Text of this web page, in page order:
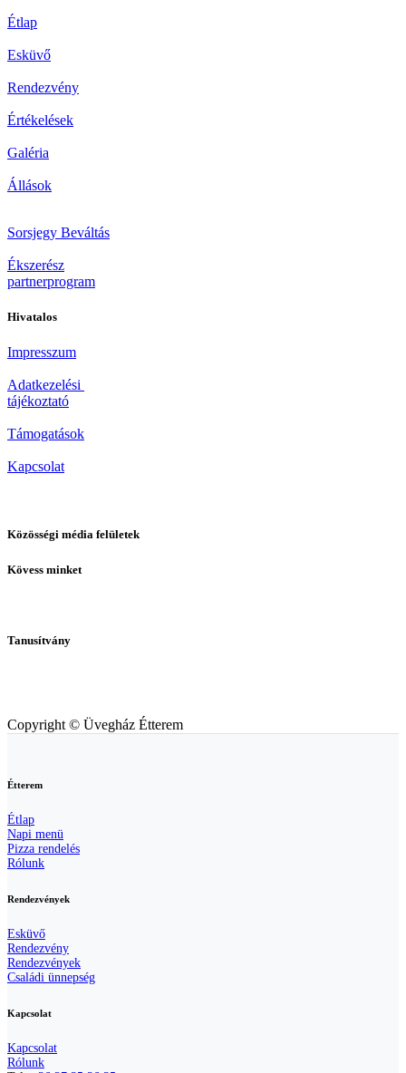
Étlap
Esküvő
Rendezvény
Értékelések
Galéria
Állások
Sorsjegy Beváltás
Ékszerész
partnerprogram
Hivatalos
Impresszum
Adatkezelési
tájékoztató
Támogatások
Kapcsolat
Közösségi média felületek
Kövess minket
Tanusítvány
Copyright © Üvegház Étterem
Étterem
Étlap
Napi menü
Pizza rendelés
Rólunk
Rendezvények
Esküvő
Rendezvény
Rendezvények
Családi ünnepség
Kapcsolat
Kapcsolat
Rólunk